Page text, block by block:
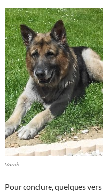
Varoh
Pour conclure, quelques